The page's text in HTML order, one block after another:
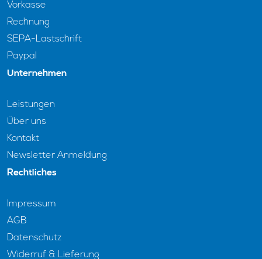
Vorkasse
Rechnung
SEPA-Lastschrift
Paypal
Unternehmen
Leistungen
Über uns
Kontakt
Newsletter Anmeldung
Rechtliches
Impressum
AGB
Datenschutz
Widerruf & Lieferung